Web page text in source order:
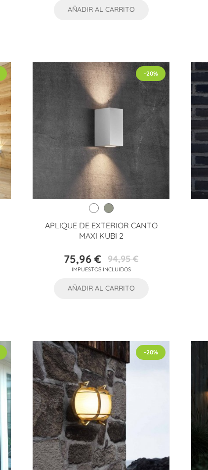
AÑADIR AL CARRITO
APLIQUE DE EXTERIOR CANTO
MAXI KUBI 2
Precio
75,96 €Precio
base
94,95 €
IMPUESTOS INCLUIDOS
-20%
AÑADIR AL CARRITO
-20%